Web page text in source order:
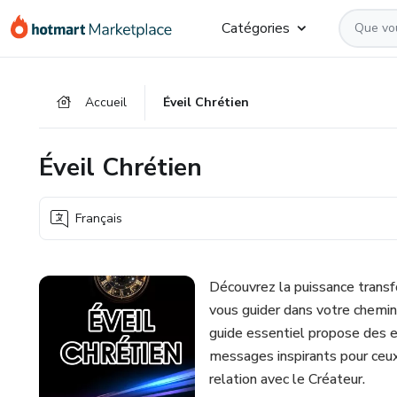
Aller
vers
Procéder
Aller
vers
Catégories
Accueil Éveil Chrétien
Éveil Chrétien
Français
Découvrez la puissance
vous guider dans votre
guide essentiel propose des
messages inspirants pour
relation avec le Créateur.